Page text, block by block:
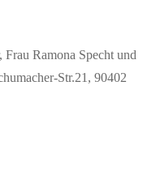
Ramona Specht und
Str.21, 90402